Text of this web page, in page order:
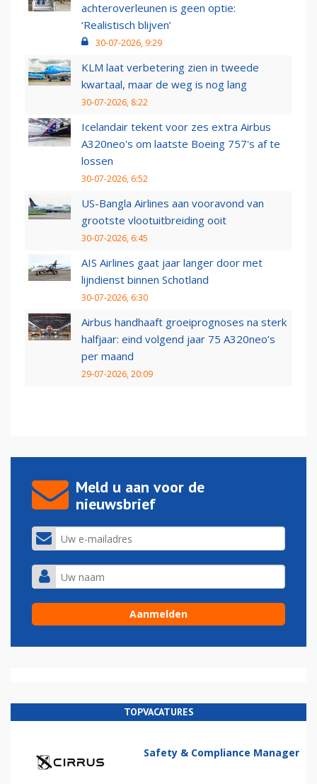
achteroverleunen is geen optie:
‘Realistisch blijven’
30-07-2026, 9:29
KLM laat verbetering zien in tweede
kwartaal, maar de weg is nog lang
30-07-2026, 8:22
Icelandair tekent voor zes extra Airbus
A320neo's om laatste Boeing 757's af te
lossen
30-07-2026, 6:52
US-Bangla Airlines aan vooravond van
grootste vlootuitbreiding ooit
30-07-2026, 6:45
AIS Airlines gaat jaar langer door met
lijndienst binnen Schotland
30-07-2026, 6:30
Airbus handhaaft groeiprognoses na sterk
halfjaar: eind volgend jaar 75 A320neo’s
per maand
29-07-2026, 20:09
Meld u aan voor de
nieuwsbrief
TOPVACATURES
Safety & Compliance Manager